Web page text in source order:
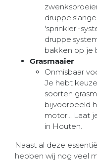
'sprinkler'-
bakken op je
Grasmaaier
Onmisbaar
Je hebt
soorten
bijvoorbeeld
motor... Laat
in Houten.
Naast al deze
hebben wij nog veel